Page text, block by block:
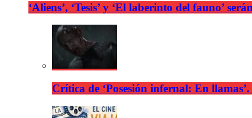
‘Aliens’, ‘Tesis’ y ‘El laberinto del fauno’
Crítica de ‘Posesión infernal: En